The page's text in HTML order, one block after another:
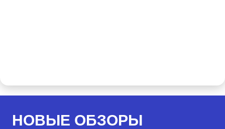
НОВЫЕ ОБЗОРЫ